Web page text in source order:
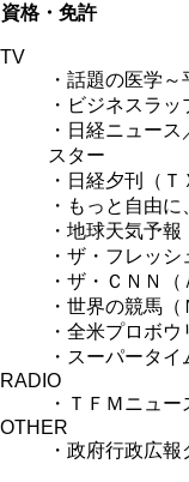
資格・免許
TV
・話題の医学
・ビジネスラ
・日経ニュー
スター
・日経夕刊（
・もっと自由
・地球天気予
・ザ・フレッ
・ザ・ＣＮＮ
・世界の競馬
・全米プロボ
・スーパータ
RADIO
・ＴＦＭニュー
OTHER
・政府行政広